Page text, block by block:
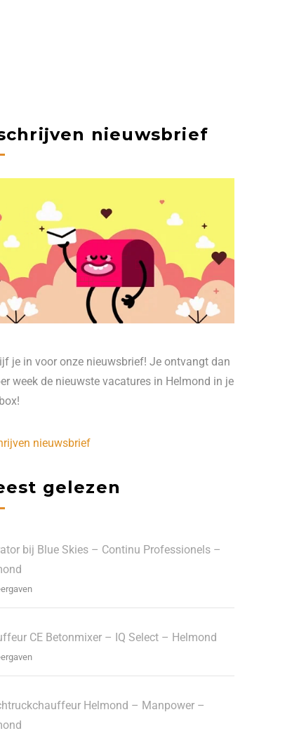
nieuwsbrief
je in voor onze nieuwsbrief! Je ontvangt dan
week de nieuwste vacatures in Helmond in je
nieuwsbrief
gelezen
bij Blue Skies – Continu Professionels –
CE Betonmixer – IQ Select – Helmond
Helmond – Manpower –